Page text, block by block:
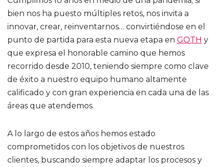
bien nos ha puesto múltiples retos, nos invita a
innovar, crear, reinventarnos… convirtiéndose en el
punto de partida para esta nueva etapa en GOTH y
que expresa el honorable camino que hemos
recorrido desde 2010, teniendo siempre como clave
de éxito a nuestro equipo humano altamente
calificado y con gran experiencia en cada una de las
áreas que atendemos.
A lo largo de estos años hemos estado
comprometidos con los objetivos de nuestros
clientes, buscando siempre adaptar los procesos y